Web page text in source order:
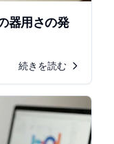
器用さの発
続きを読む